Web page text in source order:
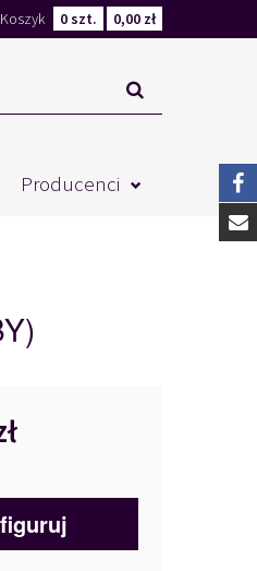
Koszyk 0szt. 0,00 zł
Producenci